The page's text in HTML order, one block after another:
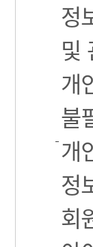
정
및
개
불
개
정
회